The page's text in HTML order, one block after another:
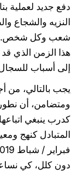
دفع جديد لعملية
النزيه والشجاع
شعب وكل شخص.
هذا الزمن الذي قد
إلى أسباب
يجب بالتالي، من
ومتضامن، أن نطور
كدرب ينبغي
المتبادل كنهج
دون كلل، كي